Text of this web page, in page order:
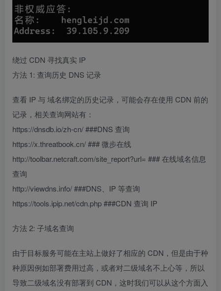
绕过 CDN 寻找真实 IP
方法 1: 查询历史 DNS 记录
查看 IP 与 域名绑定的历史记录，可能会存在使用 CDN 前的
记录，相关查询网站有：
https://dnsdb.io/zh-cn/ ###DNS 查询
https://x.threatbook.cn/ ### 微步在线
http://toolbar.netcraft.com/site_report?url= ### 在线域名信息
查询
http://viewdns.info/ ###DNS、IP 等查询
https://tools.ipip.net/cdn.php ###CDN 查询 IP
方法 2: 子域名查询
由于目标服务可能在主站上做好了相应的 CDN，但是由于种
种原因例如部署费用过高，或者对二级域名不上心等，所以
导致二级域名没有部署到 CDN，这时我们可以从这个方面入